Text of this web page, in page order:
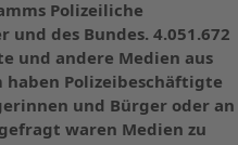
Polizeiliche
des Bundes. 4.051.672
und andere Medien aus
Polizeibeschäftigte
und Bürger oder an
waren Medien zu